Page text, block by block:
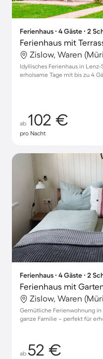
Ferienhaus ∙ 4 Gäste ∙ 2
Zislow, Waren
Idyllisches Ferienhaus in
erholsame Tage mit bis zu 4
ab 102 €
pro Nacht
Ferienhaus ∙ 4 Gäste ∙ 2
Zislow, Waren
Gemütliche Ferienwohnung
ganze Familie – perfekt für
ab 52 €